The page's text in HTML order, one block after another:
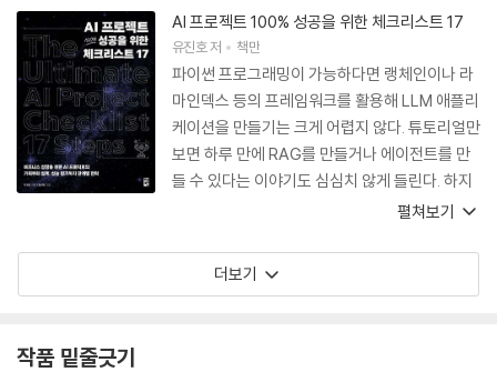
도 모르게 컴퓨터의 세계로 빠져들었고 어쩌다 보
니 지금까지도 그 인연이 이어지고 있다. 물론 요
즘 나온 최신형 컴퓨터와 비교하자면 CPU, 메모
리, 그래픽과 비디오, 저장장치, I/O 등 모든 면에
서 부족하지만, 당시에 상상력 하나만은 끝없이
증폭이 가능하게 해줬기에 과거의 영광을 칭송하
지 않을 수 없다. 애호가의 마음을 이해하기라도
다. 요즘도 그렇지만 그 당시에도 철저히 소비자
의 편의성을 최우선으로 둔 애플 하드웨어의 탄
생, IT 역사상 엔지니어링의 성공 사례로 빠지지
AI 프로젝트 100% 성공을 위한 체크리스트 17
유진호저 책만
파이썬 프로그래밍이 가능하다면 랭체인이나 라
마인덱스 등의 프레임워크를 활용해 LLM 애플리
케이션을 만들기는 크게 어렵지 않다. 튜토리얼만
보면 하루 만에 RAG를 만들거나 에이전트를 만
들 수 있다는 이야기도 심심치 않게 들린다. 하지
만 네트워크로 폐쇄되어 있고 늘 자원이 부족한
복잡한 워크플로, 까다로운 사용자 요구사항을
고려하지 않고 만든 프로그램은 프로토타입으로
펼쳐보기
더보기
작품 밑줄긋기